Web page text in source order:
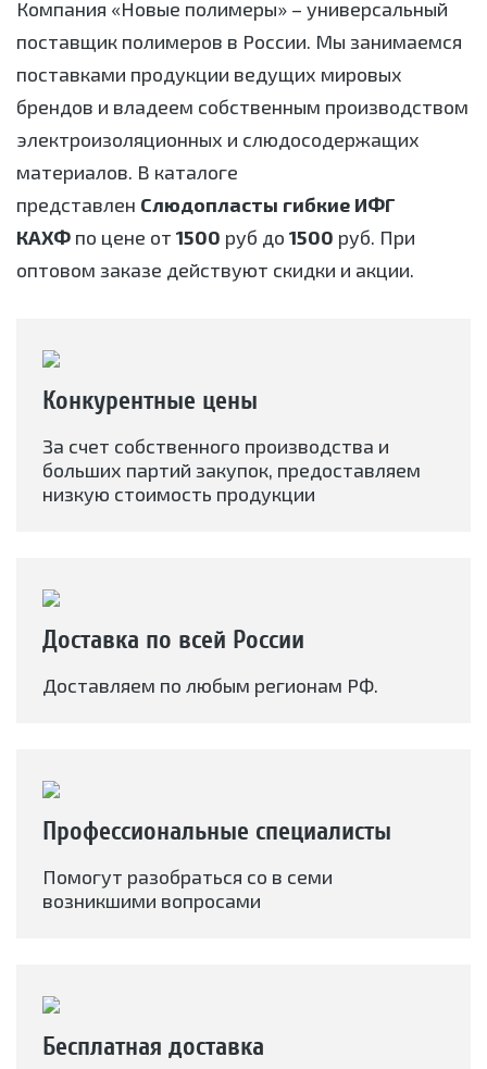
Компания «Новые полимеры» – универсальный
поставщик полимеров в России. Мы занимаемся
поставками продукции ведущих мировых
брендов и владеем собственным производством
электроизоляционных и слюдосодержащих
материалов. В каталоге
представлен Слюдопласты гибкие ИФГ
КАХФ по цене от 1500 руб до 1500 руб. При
оптовом заказе действуют скидки и акции.
Конкурентные цены
За счет собственного производства и
больших партий закупок, предоставляем
низкую стоимость продукции
Доставка по всей России
Доставляем по любым регионам РФ.
Профессиональные специалисты
Помогут разобраться со в семи
возникшими вопросами
Бесплатная доставка